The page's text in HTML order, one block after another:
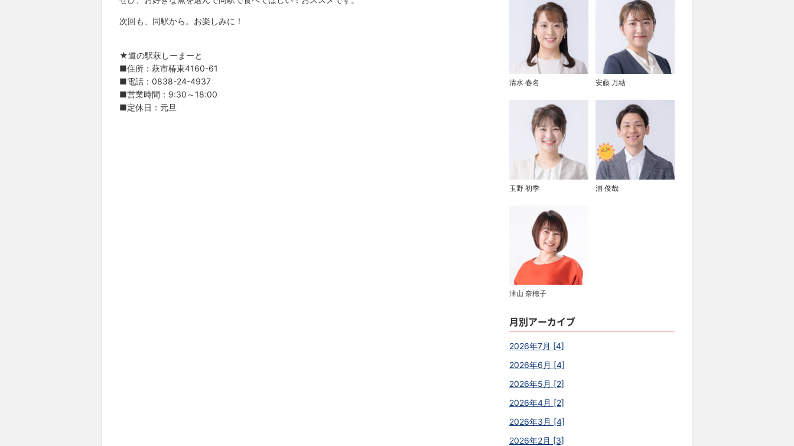
次回も、同駅から。お楽しみに！
★道の駅萩しーまーと
■住所：萩市椿東4160-61
■電話：0838-24-4937
■営業時間：9:30～18:00
■定休日：元旦
清水 春名 安藤 万結
玉野 初季 浦 俊哉
津山 奈穂子
月別アーカイブ
2026年7月 [4]
2026年6月 [4]
2026年5月 [2]
2026年4月 [2]
2026年3月 [4]
2026年2月 [3]